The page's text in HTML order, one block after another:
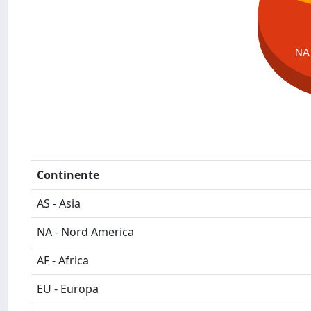
NA
Continente
AS - Asia
NA - Nord America
AF - Africa
EU - Europa